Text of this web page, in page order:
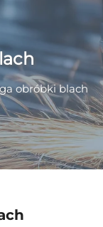
obróbki blach